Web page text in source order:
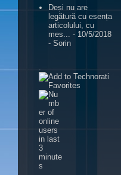
Deși nu are
legătură cu esența
articolului, cu
mes... - 10/5/2018
- Sorin